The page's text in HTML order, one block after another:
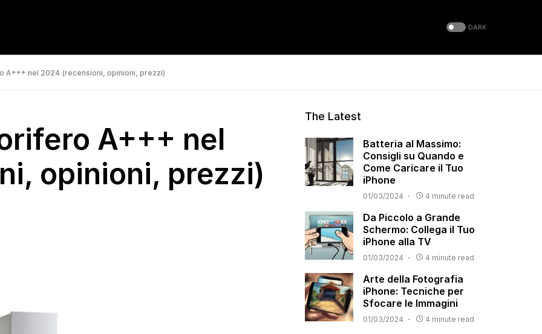
DARK
A+++ nel 2024 (recensioni, opinioni, prezzi)
A+++ nel
opinioni, prezzi)
The Latest
Batteria al Massimo:
Consigli su Quando e
Come Caricare il Tuo
iPhone
01/03/2024 4 minute read
Da Piccolo a Grande
Schermo: Collega il Tuo
iPhone alla TV
01/03/2024 4 minute read
Arte della Fotografia
iPhone: Tecniche per
Sfocare le Immagini
01/03/2024 4 minute read